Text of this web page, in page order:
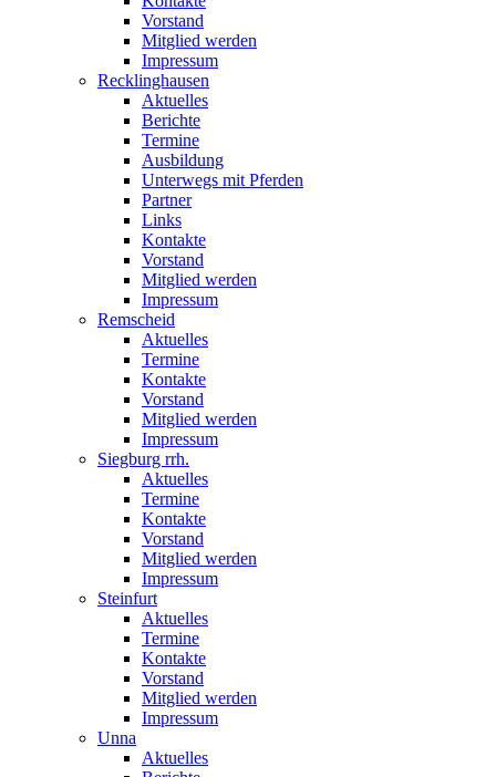
Vorstand
Mitglied werden
Impressum
Recklinghausen
Aktuelles
Berichte
Termine
Ausbildung
Unterwegs mit Pferden
Partner
Links
Kontakte
Vorstand
Mitglied werden
Impressum
Remscheid
Aktuelles
Termine
Kontakte
Vorstand
Mitglied werden
Impressum
Siegburg rrh.
Aktuelles
Termine
Kontakte
Vorstand
Mitglied werden
Impressum
Steinfurt
Aktuelles
Termine
Kontakte
Vorstand
Mitglied werden
Impressum
Unna
Aktuelles